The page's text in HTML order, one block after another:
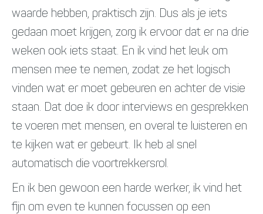
waarde hebben, praktisch zijn. Dus als je iets
gedaan moet krijgen, zorg ik ervoor dat er na drie
weken ook iets staat. En ik vind het leuk om
mensen mee te nemen, zodat ze het logisch
vinden wat er moet gebeuren en achter de visie
staan. Dat doe ik door interviews en gesprekken
te voeren met mensen, en overal te luisteren en
te kijken wat er gebeurt. Ik heb al snel
automatisch die voortrekkersrol.
En ik ben gewoon een harde werker, ik vind het
fijn om even te kunnen focussen op een